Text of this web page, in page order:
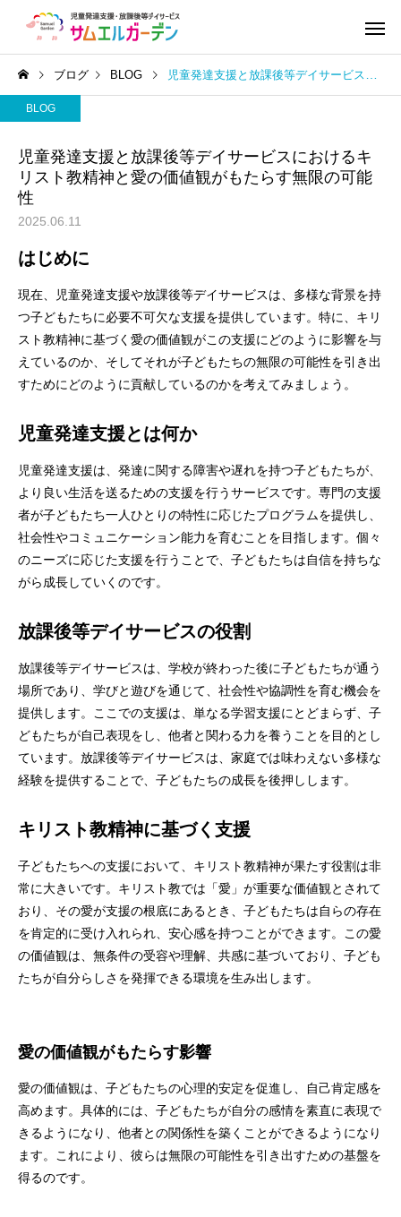
ブログ BLOG 児童発達支援と放課後等デイサービスにおけるキリスト教精神と愛の価値観がもたらす無限の可能性
BLOG
児童発達支援と放課後等デイサービスにおけるキ
リスト教精神と愛の価値観がもたらす無限の可能
性
2025.06.11
はじめに
現在、児童発達支援や放課後等デイサービスは、多様な背景を持
つ子どもたちに必要不可欠な支援を提供しています。特に、キリ
スト教精神に基づく愛の価値観がこの支援にどのように影響を与
えているのか、そしてそれが子どもたちの無限の可能性を引き出
すためにどのように貢献しているのかを考えてみましょう。
児童発達支援とは何か
児童発達支援は、発達に関する障害や遅れを持つ子どもたちが、
より良い生活を送るための支援を行うサービスです。専門の支援
者が子どもたち一人ひとりの特性に応じたプログラムを提供し、
社会性やコミュニケーション能力を育むことを目指します。個々
のニーズに応じた支援を行うことで、子どもたちは自信を持ちな
がら成長していくのです。
放課後等デイサービスの役割
放課後等デイサービスは、学校が終わった後に子どもたちが通う
場所であり、学びと遊びを通じて、社会性や協調性を育む機会を
提供します。ここでの支援は、単なる学習支援にとどまらず、子
どもたちが自己表現をし、他者と関わる力を養うことを目的とし
ています。放課後等デイサービスは、家庭では味わえない多様な
経験を提供することで、子どもたちの成長を後押しします。
キリスト教精神に基づく支援
子どもたちへの支援において、キリスト教精神が果たす役割は非
常に大きいです。キリスト教では「愛」が重要な価値観とされて
おり、その愛が支援の根底にあるとき、子どもたちは自らの存在
を肯定的に受け入れられ、安心感を持つことができます。この愛
の価値観は、無条件の受容や理解、共感に基づいており、子ども
たちが自分らしさを発揮できる環境を生み出します。
愛の価値観がもたらす影響
愛の価値観は、子どもたちの心理的安定を促進し、自己肯定感を
高めます。具体的には、子どもたちが自分の感情を素直に表現で
きるようになり、他者との関係性を築くことができるようになり
ます。これにより、彼らは無限の可能性を引き出すための基盤を
得るのです。